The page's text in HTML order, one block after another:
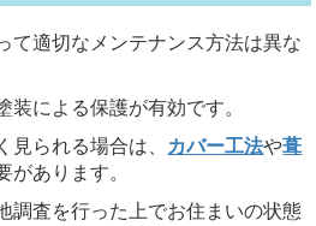
て適切なメンテナンス方法は異な
装による保護が有効です。
見られる場合は、 カバー工法や葺
があります。
調査を行った上でお住まいの状態